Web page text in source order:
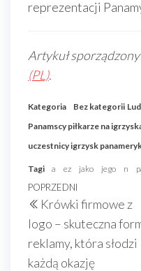
reprezentacji
Artykuł
(PL).
Kategoria Bez kategorii
Panamscy piłkarze na
uczestnicy igrzysk
Tagi a ez jako jego n
Nawigacja
wpisu
Poprzedni
wpis
POPRZEDNI
Krówki firmowe z
logo – skuteczna
reklamy, która słodzi
każdą okazję